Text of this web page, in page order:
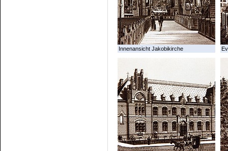
Innenansicht Jakobikirche